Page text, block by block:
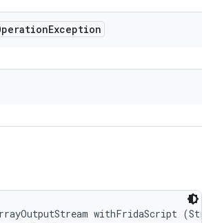
Exception
withFridaScript